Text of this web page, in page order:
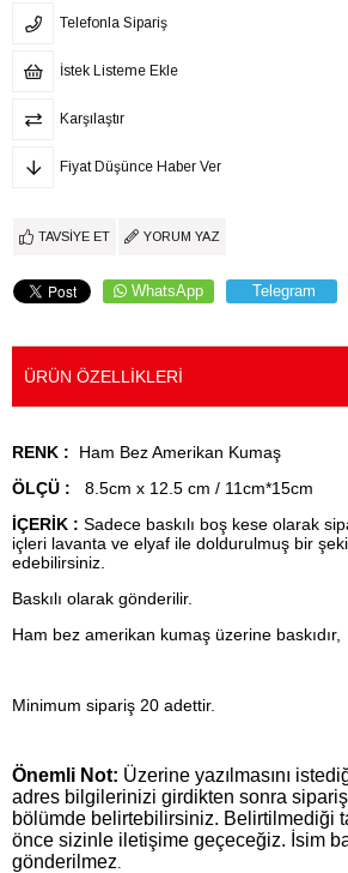
Telefonla Sipariş
İstek Listeme Ekle
Karşılaştır
Fiyat Düşünce Haber Ver
TAVSIYE ET YORUM YAZ
WhatsApp Telegram
ÜRÜN ÖZELLIKLERI
RENK : Ham Bez Amerikan Kumaş
ÖLÇÜ : 8.5cm x 12.5 cm / 11cm*15cm
İÇERİK : Sadece baskılı boş kese olarak
içleri lavanta ve elyaf ile doldurulmuş bir
edebilirsiniz.
Baskılı olarak gönderilir.
Ham bez amerikan kumaş üzerine
Minimum sipariş 20 adettir.
Önemli Not: Üzerine yazılmasını
adres bilgilerinizi girdikten sonra
bölümde belirtebilirsiniz. Belirtilmediği
önce sizinle iletişime geçeceğiz. İsim
gönderilmez